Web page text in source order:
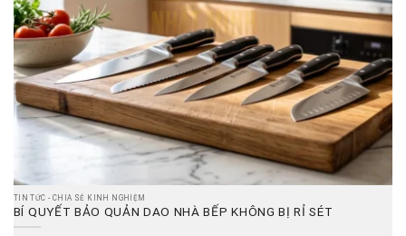
TIN TỨC - CHIA SẺ KINH NGHIỆM
BÍ QUYẾT BẢO QUẢN DAO NHÀ BẾP KHÔNG BỊ RỈ SÉT